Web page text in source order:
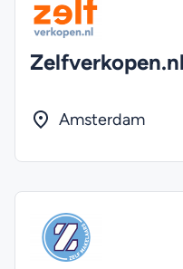
Zelfverkopen.nl
Amsterdam